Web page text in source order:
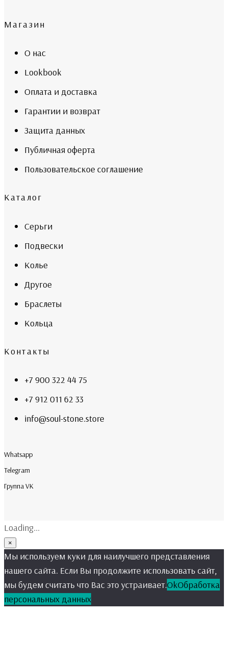
Магазин
О нас
Lookbook
Оплата и доставка
Гарантии и возврат
Защита данных
Публичная оферта
Пользовательское соглашение
Каталог
Серьги
Подвески
Колье
Другое
Браслеты
Кольца
Контакты
+7 900 322 44 75
+7 912 011 62 33
info@soul-stone.store
Whatsapp
Telegram
Группа VK
Loading...
×
Мы используем куки для наилучшего представления
нашего сайта. Если Вы продолжите использовать сайт,
мы будем считать что Вас это устраивает.OkОбработка
персональных данных